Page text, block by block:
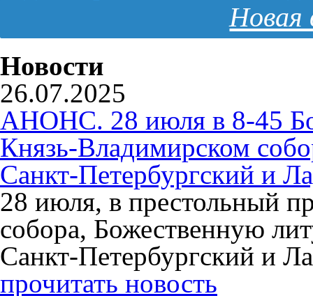
Новая
Новости
26.07.2025
АНОНС. 28 июля в 8-45
Князь-Владимирском
Санкт-Петербургский и
28 июля, в престольный
собора, Божественную
Санкт-Петербургский и
прочитать новость